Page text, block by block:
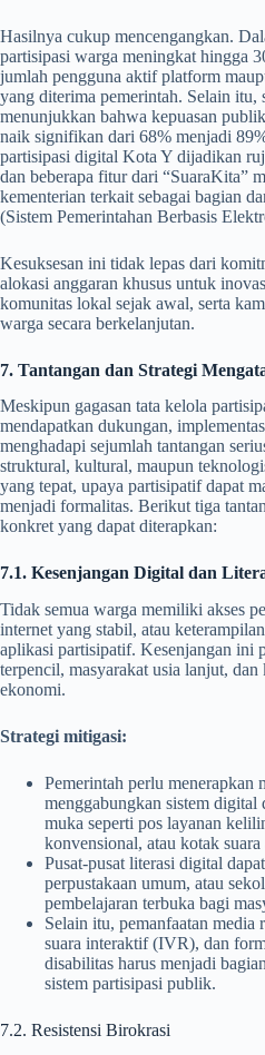
Hasilnya cukup mencengangkan.
partisipasi warga meningkat hingga
jumlah pengguna aktif platform
yang diterima pemerintah. Selain itu,
menunjukkan bahwa kepuasan
naik signifikan dari 68% menjadi
partisipasi digital Kota Y dijadikan
dan beberapa fitur dari “SuaraKita”
kementerian terkait sebagai bagian
(Sistem Pemerintahan Berbasis
Kesuksesan ini tidak lepas dari
alokasi anggaran khusus untuk
komunitas lokal sejak awal, serta
warga secara berkelanjutan.
7. Tantangan dan Strategi
Meskipun gagasan tata kelola
mendapatkan dukungan,
menghadapi sejumlah tantangan
struktural, kultural, maupun
yang tepat, upaya partisipatif dapat
menjadi formalitas. Berikut tiga
konkret yang dapat diterapkan:
7.1. Kesenjangan Digital dan
Tidak semua warga memiliki akses
internet yang stabil, atau
aplikasi partisipatif. Kesenjangan ini
terpencil, masyarakat usia lanjut, dan
ekonomi.
Strategi mitigasi:
Pemerintah perlu menerapkan
menggabungkan sistem digital
muka seperti pos layanan
konvensional, atau kotak suara
Pusat-pusat literasi digital
perpustakaan umum, atau
pembelajaran terbuka bagi
Selain itu, pemanfaatan media
suara interaktif (IVR), dan
disabilitas harus menjadi
sistem partisipasi publik.
7.2. Resistensi Birokrasi